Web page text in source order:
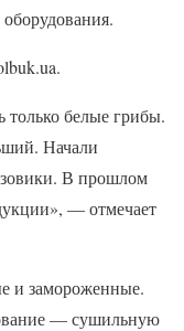
только белые грибы.
Начали
В прошлом
— отмечает
и замороженные.
— сушильную